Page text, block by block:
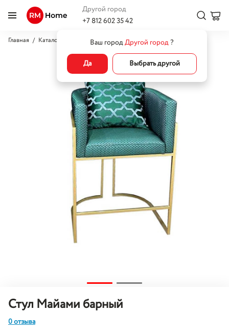
Другой город
+7 812 602 35 42
Ваш городДругой город?
Да Выбрать другой
Главная Каталог Мягкие стулья Стул Майами барный
Стул Майами барный
0 отзыва